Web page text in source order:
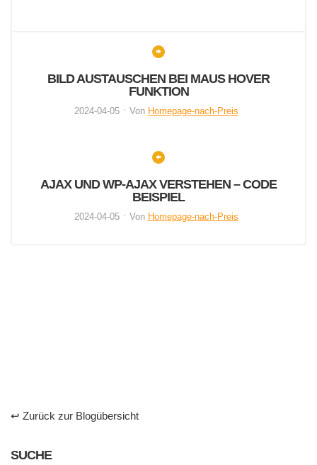
BILD AUSTAUSCHEN BEI MAUS HOVER
FUNKTION
2024-04-05 Von Homepage-nach-Preis
AJAX UND WP-AJAX VERSTEHEN – CODE
BEISPIEL
2024-04-05 Von Homepage-nach-Preis
↩ Zurück zur Blogübersicht
SUCHE